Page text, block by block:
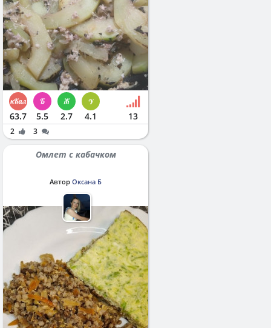
63.7 5.5 2.7 4.1 13
2 3
Омлет с кабачком
Автор Оксана Б